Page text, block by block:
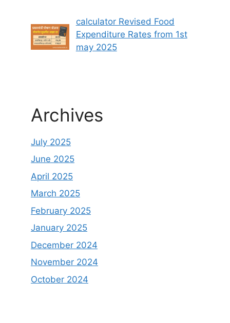
calculator Revised Food
Expenditure Rates from 1st
may 2025
Archives
July 2025
June 2025
April 2025
March 2025
February 2025
January 2025
December 2024
November 2024
October 2024